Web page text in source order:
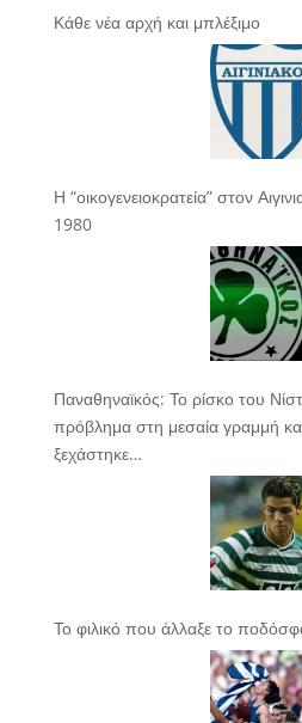
Κάθε νέα αρχή και μπλέξιμο
Η “οικογενειοκρατεία” στον
1980
Παναθηναϊκός: Το ρίσκο του
πρόβλημα στη μεσαία γραμμή
ξεχάστηκε…
Το φιλικό που άλλαξε το